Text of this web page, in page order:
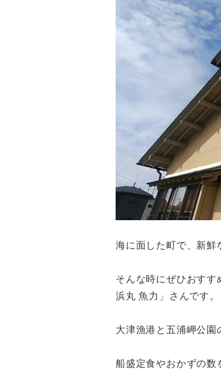
海に面した町で、新鮮
そんな時にぜひおすす
浜丸 魚力」さんです。
大津漁港と五浦岬公園
船盛定食やおかずの数